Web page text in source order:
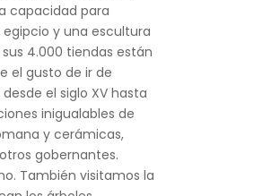
capacidad para
y una escultura
4.000 tiendas están
el gusto de ir de
el siglo XV hasta
inigualables de
y cerámicas,
gobernantes.
También visitamos la